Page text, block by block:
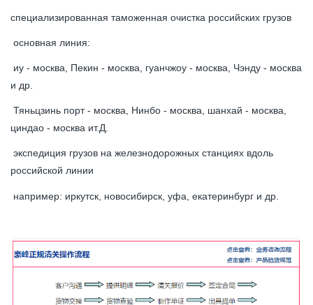
специализированная таможенная очистка российских грузов
основная линия:
иу - москва, Пекин - москва, гуанчжоу - москва, Чэнду - москва
и др.
Тяньцзинь порт - москва, Нинбо - москва, шанхай - москва,
циндао - москва ит.Д.
экспедиция грузов на железнодорожных станциях вдоль
российской линии
например: иркутск, новосибирск, уфа, екатеринбург и др.